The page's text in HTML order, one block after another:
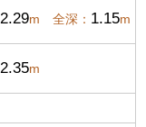
2.29m 全深： 1.15m
2.35m